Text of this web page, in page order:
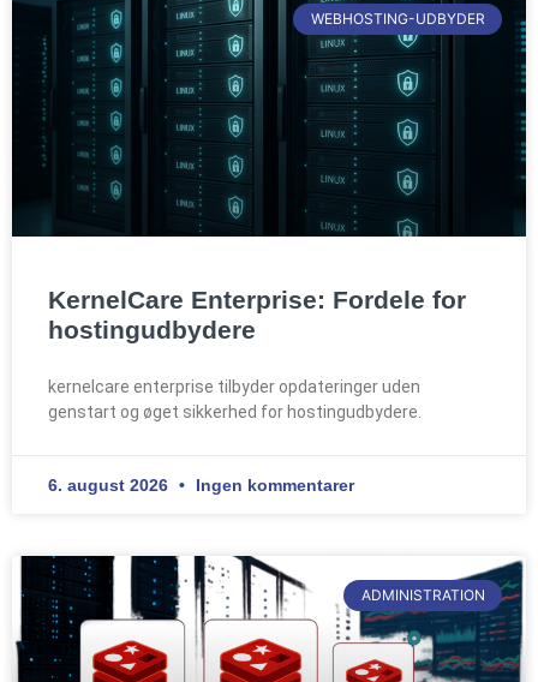
WEBHOSTING-UDBYDER
KernelCare Enterprise: Fordele for
hostingudbydere
kernelcare enterprise tilbyder opdateringer uden
genstart og øget sikkerhed for hostingudbydere.
6. august 2026 Ingen kommentarer
ADMINISTRATION